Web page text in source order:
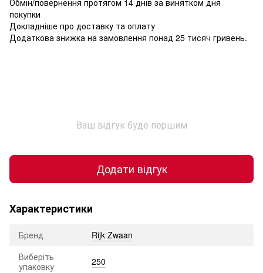
покупки
Докладніше про доставку та оплату
Додаткова знижка на замовлення понад 25 тисяч гривень.
Ваш відгук буде першим
Додати відгук
Характеристики
Бренд
Rijk Zwaan
Виберіть
упаковку
250